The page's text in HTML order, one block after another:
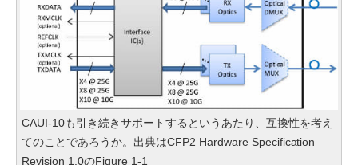
CAUI-10も引き続きサポートするというあたり、互換性を考え
てのことであろうか。出典はCFP2 Hardware Specification
Revision 1.0のFigure 1-1